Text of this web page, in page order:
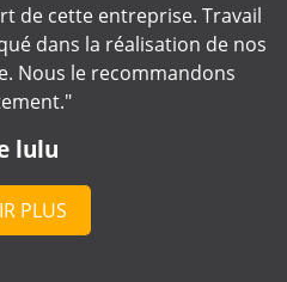
soigné ???? Seul petit hic
avant le début des
De Bebert
PLUS